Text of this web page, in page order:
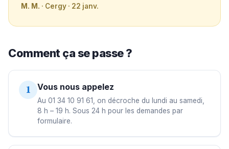
M. M. · Cergy · 22 janv.
Comment ça se passe ?
1 Vous nous appelez
Au 01 34 10 91 61, on décroche du lundi au samedi,
8 h – 19 h. Sous 24 h pour les demandes par
formulaire.